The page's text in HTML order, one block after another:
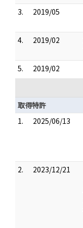
3.
2019/05
4.
2019/02
5.
2019/02
取得特許
1.
2025/06/13
2.
2023/12/21